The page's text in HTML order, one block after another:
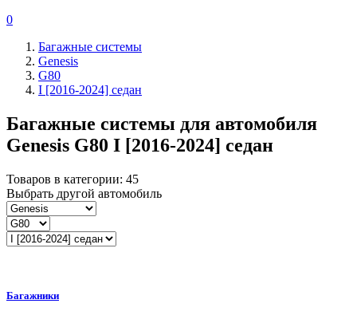
0
Багажные системы
Genesis
G80
I [2016-2024] седан
Багажные системы для автомобиля
Genesis G80 I [2016-2024] седан
Товаров в категории: 45
Выбрать другой автомобиль
Багажники